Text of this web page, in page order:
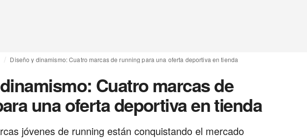
Diseño y dinamismo: Cuatro marcas de running para una oferta deportiva en tienda
Cuatro marcas de
una oferta deportiva en tienda
jóvenes de running están conquistando el mercado